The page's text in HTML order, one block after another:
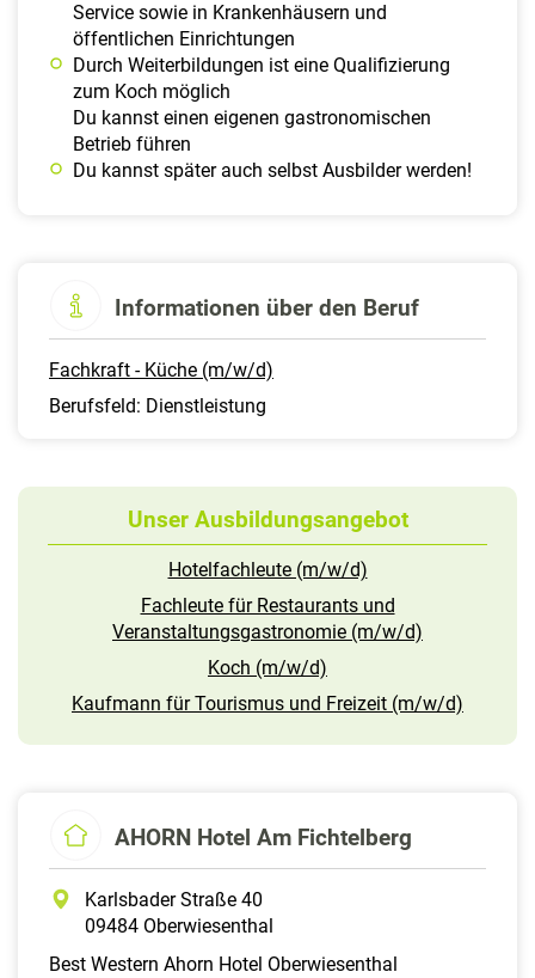
Service sowie in Krankenhäusern und
öffentlichen Einrichtungen
Durch Weiterbildungen ist eine Qualifizierung
zum Koch möglich
Du kannst einen eigenen gastronomischen
Betrieb führen
Du kannst später auch selbst Ausbilder werden!
Informationen über den Beruf
Fachkraft - Küche (m/w/d)
Berufsfeld: Dienstleistung
Unser Ausbildungsangebot
Hotelfachleute (m/w/d)
Fachleute für Restaurants und
Veranstaltungsgastronomie (m/w/d)
Koch (m/w/d)
Kaufmann für Tourismus und Freizeit (m/w/d)
AHORN Hotel Am Fichtelberg
Karlsbader Straße 40
09484 Oberwiesenthal
Best Western Ahorn Hotel Oberwiesenthal